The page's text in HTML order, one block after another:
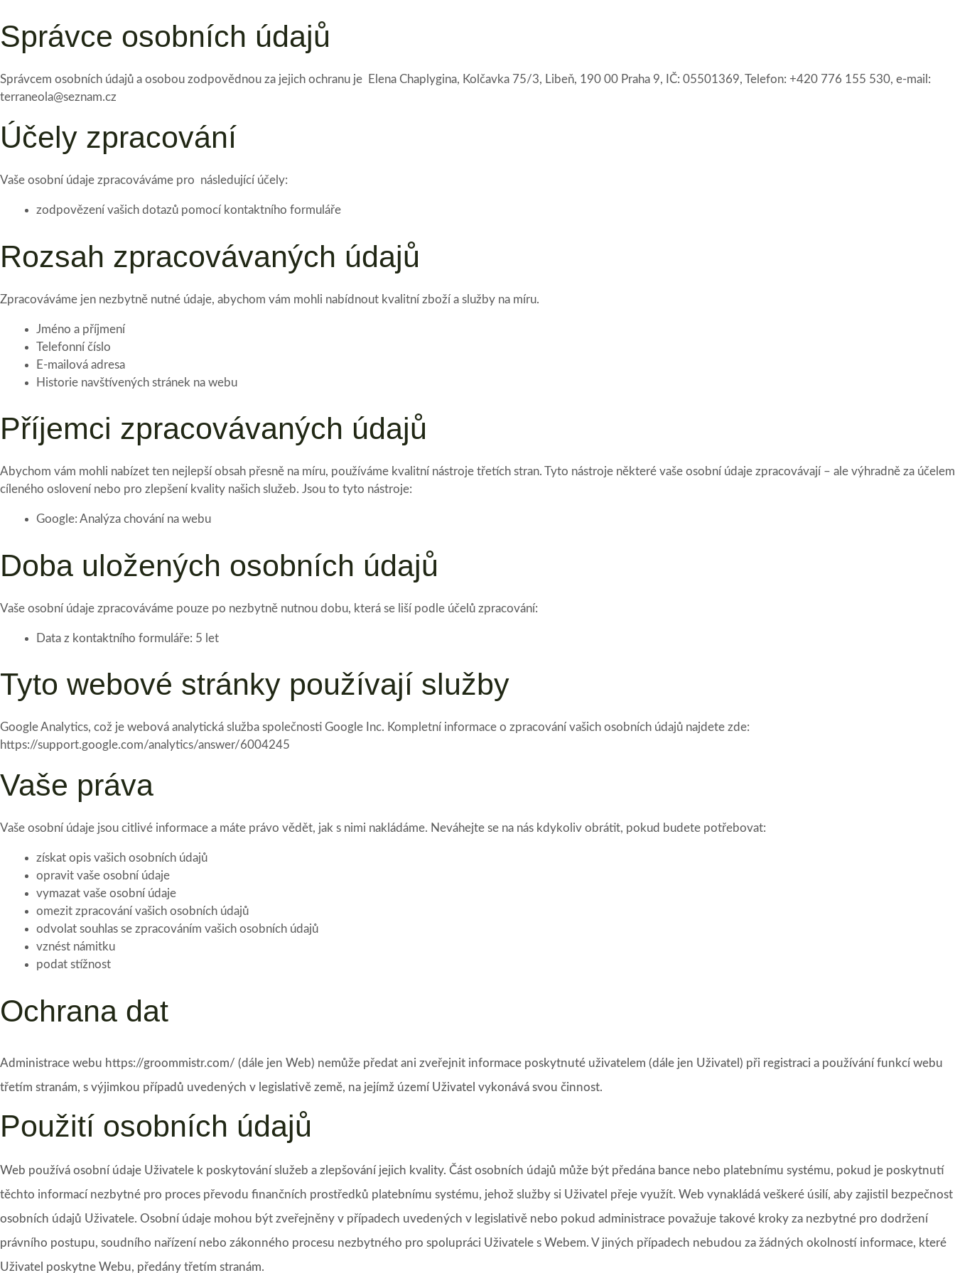
Správce osobních údajů
Správcem osobních údajů a osobou zodpovědnou za jejich ochranu je Elena Chaplygina, Kolčavka 75/3, Libeň, 190 00 Praha 9, IČ: 05501369, Telefon: +420 776 155 530, e-mail:
terraneola@seznam.cz
Účely zpracování
Vaše osobní údaje zpracováváme pro následující účely:
zodpovězení vašich dotazů pomocí kontaktního formuláře
Rozsah zpracovávaných údajů
Zpracováváme jen nezbytně nutné údaje, abychom vám mohli nabídnout kvalitní zboží a služby na míru.
Jméno a příjmení
Telefonní číslo
E-mailová adresa
Historie navštívených stránek na webu
Příjemci zpracovávaných údajů
Abychom vám mohli nabízet ten nejlepší obsah přesně na míru, používáme kvalitní nástroje třetích stran. Tyto nástroje některé vaše osobní údaje zpracovávají – ale výhradně za účelem
cíleného oslovení nebo pro zlepšení kvality našich služeb. Jsou to tyto nástroje:
Google: Analýza chování na webu
Doba uložených osobních údajů
Vaše osobní údaje zpracováváme pouze po nezbytně nutnou dobu, která se liší podle účelů zpracování:
Data z kontaktního formuláře: 5 let
Tyto webové stránky používají služby
Google Analytics, což je webová analytická služba společnosti Google Inc. Kompletní informace o zpracování vašich osobních údajů najdete zde:
https://support.google.com/analytics/answer/6004245
Vaše práva
Vaše osobní údaje jsou citlivé informace a máte právo vědět, jak s nimi nakládáme. Neváhejte se na nás kdykoliv obrátit, pokud budete potřebovat:
získat opis vašich osobních údajů
opravit vaše osobní údaje
vymazat vaše osobní údaje
omezit zpracování vašich osobních údajů
odvolat souhlas se zpracováním vašich osobních údajů
vznést námitku
podat stížnost
Ochrana dat
Administrace webu https://groommistr.com/ (dále jen Web) nemůže předat ani zveřejnit informace poskytnuté uživatelem (dále jen Uživatel) při registraci a používání funkcí webu
třetím stranám, s výjimkou případů uvedených v legislativě země, na jejímž území Uživatel vykonává svou činnost.
Použití osobních údajů
Web používá osobní údaje Uživatele k poskytování služeb a zlepšování jejich kvality. Část osobních údajů může být předána bance nebo platebnímu systému, pokud je poskytnutí
těchto informací nezbytné pro proces převodu finančních prostředků platebnímu systému, jehož služby si Uživatel přeje využít. Web vynakládá veškeré úsilí, aby zajistil bezpečnost
osobních údajů Uživatele. Osobní údaje mohou být zveřejněny v případech uvedených v legislativě nebo pokud administrace považuje takové kroky za nezbytné pro dodržení
právního postupu, soudního nařízení nebo zákonného procesu nezbytného pro spolupráci Uživatele s Webem. V jiných případech nebudou za žádných okolností informace, které
Uživatel poskytne Webu, předány třetím stranám.